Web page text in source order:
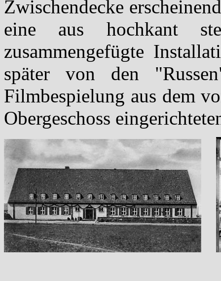
Zwischendecke
eine aus hochkant
zusammengefügte
später von den
Filmbespielung aus dem
Obergeschoss